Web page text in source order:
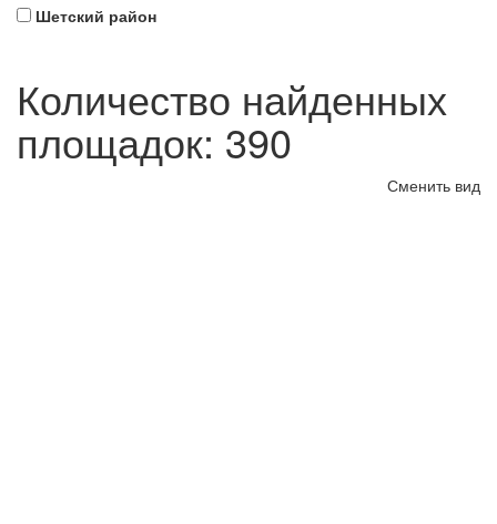
Шетский район
Количество найденных
площадок: 390
Сменить вид